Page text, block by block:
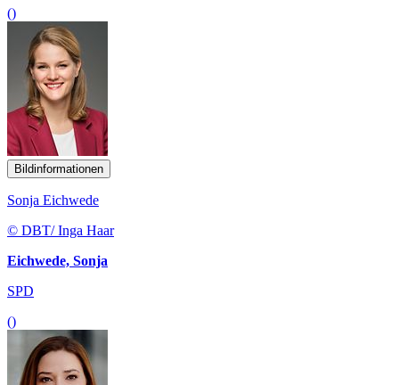
()
Bildinformationen
Sonja Eichwede
© DBT/ Inga Haar
Eichwede, Sonja
SPD
()